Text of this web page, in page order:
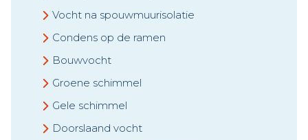
Vocht na spouwmuurisolatie
Condens op de ramen
Bouwvocht
Groene schimmel
Gele schimmel
Doorslaand vocht